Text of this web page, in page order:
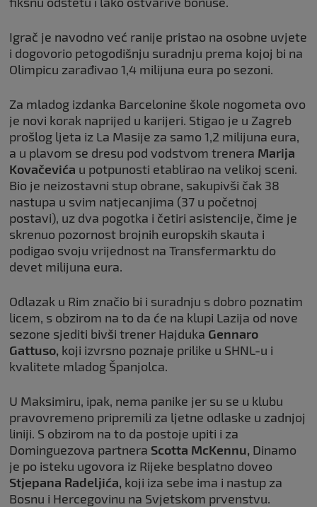
Igrač je navodno već ranije pristao na osobne uvjete
i dogovorio petogodišnju suradnju prema kojoj bi na
Olimpicu zarađivao 1,4 milijuna eura po sezoni.
Za mladog izdanka Barcelonine škole nogometa ovo
je novi korak naprijed u karijeri. Stigao je u Zagreb
prošlog ljeta iz La Masije za samo 1,2 milijuna eura,
a u plavom se dresu pod vodstvom trenera Marija
Kovačevića u potpunosti etablirao na velikoj sceni.
Bio je neizostavni stup obrane, sakupivši čak 38
nastupa u svim natjecanjima (37 u početnoj
postavi), uz dva pogotka i četiri asistencije, čime je
skrenuo pozornost brojnih europskih skauta i
podigao svoju vrijednost na Transfermarktu do
devet milijuna eura.
Odlazak u Rim značio bi i suradnju s dobro poznatim
licem, s obzirom na to da će na klupi Lazija od nove
sezone sjediti bivši trener Hajduka Gennaro
Gattuso, koji izvrsno poznaje prilike u SHNL-u i
kvalitete mladog Španjolca.
U Maksimiru, ipak, nema panike jer su se u klubu
pravovremeno pripremili za ljetne odlaske u zadnjoj
liniji. S obzirom na to da postoje upiti i za
Dominguezova partnera Scotta McKennu, Dinamo
je po isteku ugovora iz Rijeke besplatno doveo
Stjepana Radeljića, koji iza sebe ima i nastup za
Bosnu i Hercegovinu na Svjetskom prvenstvu.